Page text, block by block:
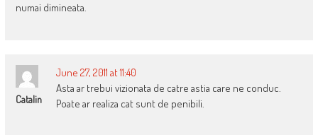
numai dimineata.
Catalin
June 27, 2011 at 11:40
Asta ar trebui vizionata de catre astia care ne conduc.
Poate ar realiza cat sunt de penibili.